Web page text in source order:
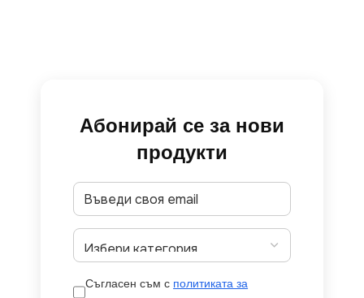
Абонирай се за нови
продукти
Съгласен съм с политиката за